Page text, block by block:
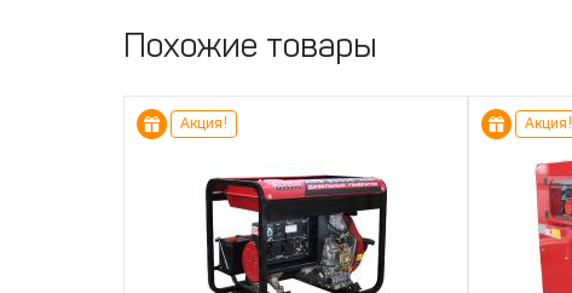
Похожие товары
Акция! Акция!